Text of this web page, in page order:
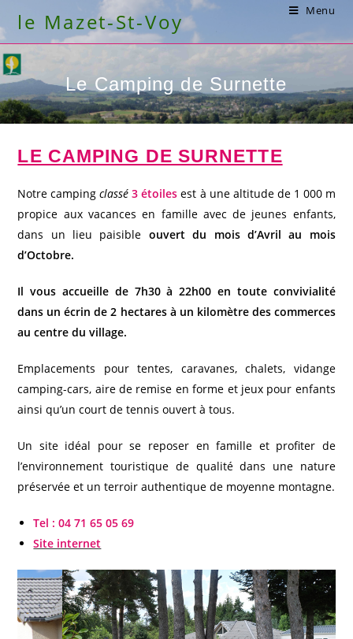
to
content
le Mazet-St-Voy Menu
Le Camping de Surnette
LE CAMPING DE SURNETTE
Notre campingclassé3 étoiles est à une altitude de 1 000 m
propice aux vacances en famille avec de jeunes enfants,
dans un lieu paisible ouvert du mois d’Avril au mois
d’Octobre.
Il vous accueille de 7h30 à 22h00 en toute convivialité
dans un écrin de 2 hectares à un kilomètre des commerces
au centre du village.
Emplacements pour tentes, caravanes, chalets, vidange
camping-cars, aire de remise en forme et jeux pour enfants
ainsi qu’un court de tennis ouvert à tous.
Un site idéal pour se reposer en famille et profiter de
l’environnement touristique de qualité dans une nature
préservée et un terroir authentique de moyenne montagne.
Tel : 04 71 65 05 69
Site internet